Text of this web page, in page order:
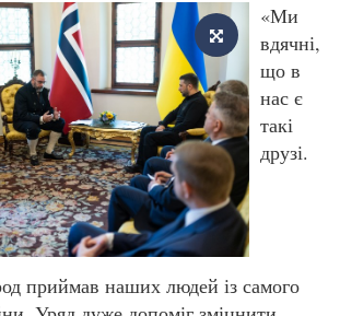
«Ми
вдячні,
що в
нас є
такі
друзі.
приймав наших людей із самого